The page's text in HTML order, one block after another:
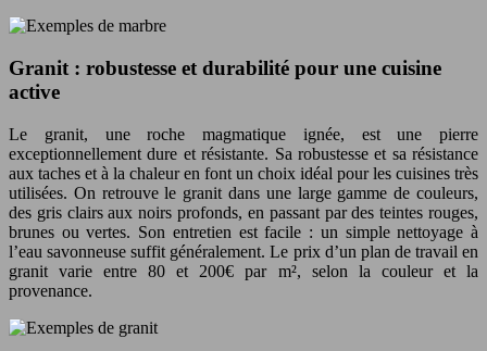
Granit : robustesse et durabilité pour une cuisine
active
Le granit, une roche magmatique ignée, est une pierre
exceptionnellement dure et résistante. Sa robustesse et sa résistance
aux taches et à la chaleur en font un choix idéal pour les cuisines très
utilisées. On retrouve le granit dans une large gamme de couleurs,
des gris clairs aux noirs profonds, en passant par des teintes rouges,
brunes ou vertes. Son entretien est facile : un simple nettoyage à
l’eau savonneuse suffit généralement. Le prix d’un plan de travail en
granit varie entre 80 et 200€ par m², selon la couleur et la
provenance.